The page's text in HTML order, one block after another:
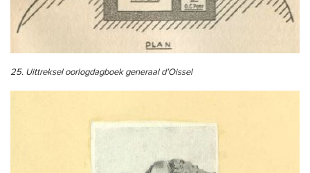
25. Uittreksel oorlogdagboek generaal d’Oissel